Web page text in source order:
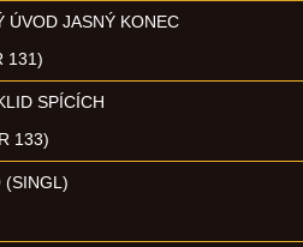
ÚVOD JASNÝ KONEC
131)
SPÍCÍCH
133)
(SINGL)